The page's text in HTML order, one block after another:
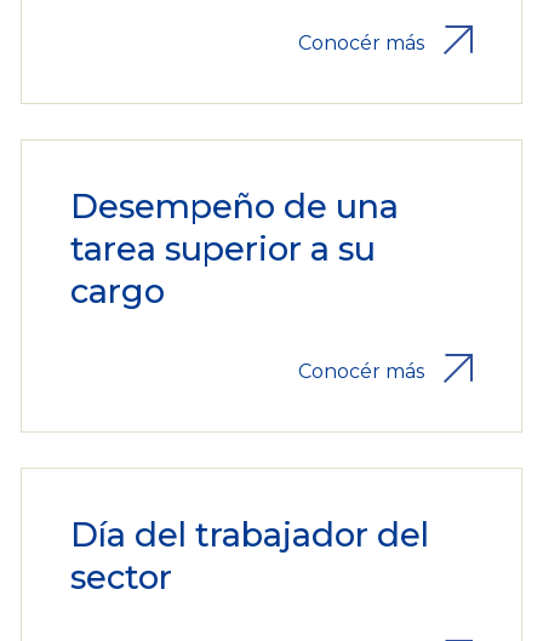
Conocér más
Desempeño de una
tarea superior a su
cargo
Conocér más
Día del trabajador del
sector